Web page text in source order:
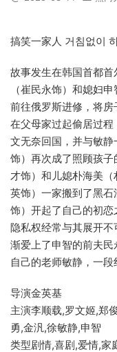
搞笑一家人 거침없이
故事发生在韩国首都
（崔民永饰）和媳妇
前往俄罗斯进修，将
在父母家过起偷居过
文无奈回国，并与敏
饰）再次成了照顾孩
才饰）和儿媳朴海美
英饰）一家搬到了黑
饰）开起了自己的初
隐私权经常与其展开
渐爱上了申智的前夫
自己的老师敏静，一
导演金英基
主演李顺载,罗文姬,郑
勇,金汎,徐敏静,申智
类型剧情,喜剧,爱情,家